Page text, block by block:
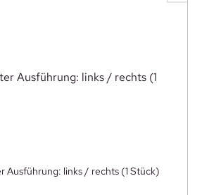
Ausführung: links / rechts (1 Stück)